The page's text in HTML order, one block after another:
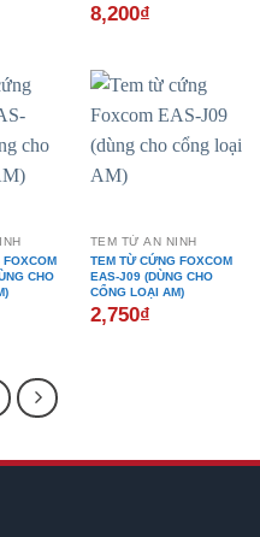
8,200₫
CHO
TEM TỪ AN NINH
TEM TỪ CỨNG FOXCOM
EAS-J09 (DÙNG CHO
CỔNG LOẠI AM)
2,750₫